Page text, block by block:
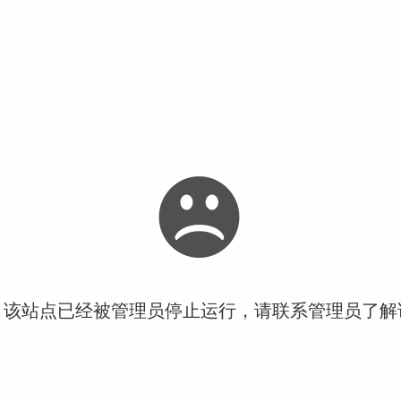
站点已经被管理员停止运行，请联系管理员了